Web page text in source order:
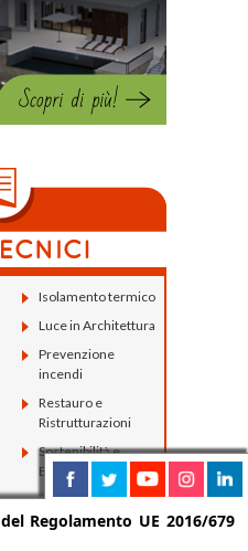
Isolamento termico
Luce in Architettura
Prevenzione
incendi
Restauro e
Ristrutturazioni
Sostenibilità e
Bioedilizia
Regolamento UE 2016/679